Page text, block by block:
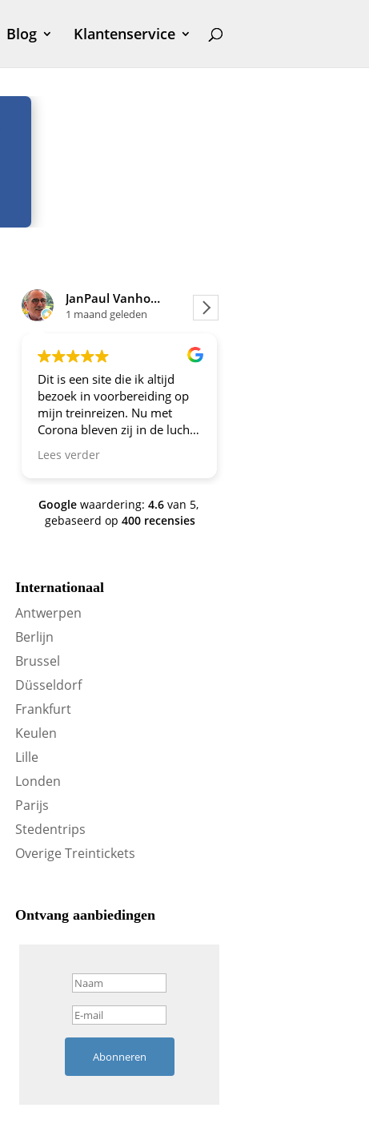
Blog Klantenservice
JanPaul Vanhoven
1 maand geleden
Dit is een site die ik altijd
bezoek in voorbereiding op
mijn treinreizen. Nu met
Corona bleven zij in de lucht.
Bravo en ga zo door! En nu
zijn we een aantal jaren
site om je te oriënteren op
trein-voordeel!
Lees verder
Google waardering: 4.6 van 5,
gebaseerd op400 recensies
Internationaal
Antwerpen
Berlijn
Brussel
Düsseldorf
Frankfurt
Keulen
Lille
Londen
Parijs
Stedentrips
Overige Treintickets
Ontvang aanbiedingen
Abonneren